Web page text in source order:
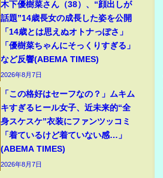
木下優樹菜さん（38）、“顔出しが
話題”14歳長女の成長した姿を公開
「14歳とは思えぬオトナっぽさ」
「優樹菜ちゃんにそっくりすぎる」
など反響(ABEMA TIMES)
2026年8月7日
「この格好はセーフなの？」ムキム
キすぎるヒール女子、近未来的“全
身スケスケ”衣装にファンツッコミ
「着ているけど着ていない感…」
(ABEMA TIMES)
2026年8月7日